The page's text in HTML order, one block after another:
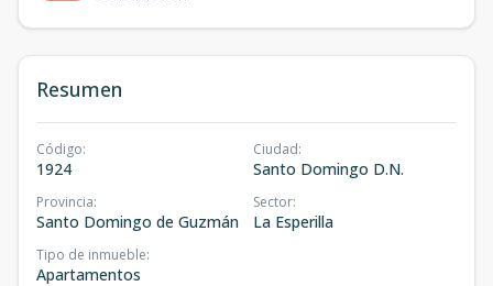
Resumen
Código:
1924
Ciudad:
Santo Domingo D.N.
Provincia:
Santo Domingo de Guzmán
Sector:
La Esperilla
Tipo de inmueble:
Apartamentos